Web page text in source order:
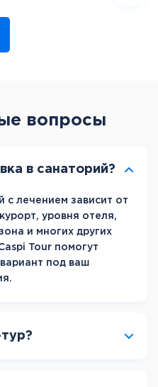
вопросы
в санаторий?
с лечением зависит от
уровня отеля,
и многих других
Tour помогут
под ваш